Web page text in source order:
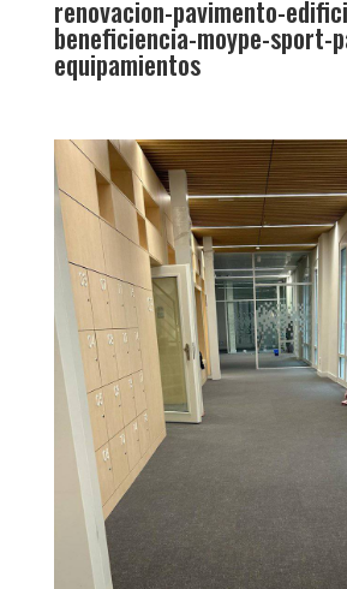
renovacion-pavimento-
beneficiencia-moype-sport-
equipamientos